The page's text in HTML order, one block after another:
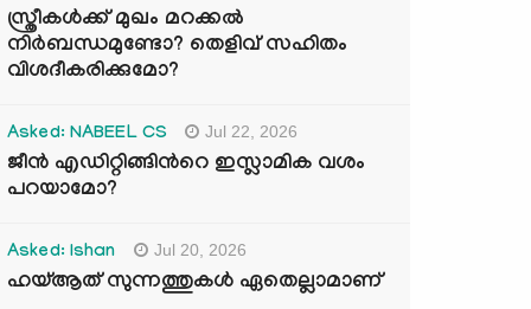
സ്ത്രീകൾക്ക് മുഖം മറക്കൽ
നിർബന്ധമുണ്ടോ? തെളിവ് സഹിതം
വിശദീകരിക്കുമോ?
Asked: NABEEL CS Jul 22, 2026
ജീൻ എഡിറ്റിങ്ങിന്‍റെ ഇസ്ലാമിക വശം
പറയാമോ?
Asked: Ishan Jul 20, 2026
ഹയ്ആത് സുന്നത്തുകൾ ഏതെല്ലാമാണ്